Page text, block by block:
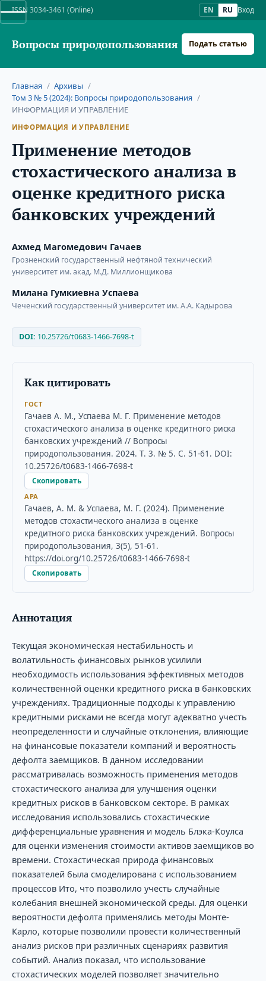
ISSN 3034-3461 (Online) EN RU Вход
Вопросы природопользования Подать статью
Главная / Архивы /
Том 3 № 5 (2024): Вопросы природопользования /
ИНФОРМАЦИЯ И УПРАВЛЕНИЕ
ИНФОРМАЦИЯ И УПРАВЛЕНИЕ
Применение методов
стохастического анализа в
оценке кредитного риска
банковских учреждений
Ахмед Магомедович Гачаев
Грозненский государственный нефтяной технический
университет им. акад. М.Д. Миллионщикова
Милана Гумкиевна Успаева
Чеченский государственный университет им. А.А. Кадырова
DOI: 10.25726/t0683-1466-7698-t
Как цитировать
ГОСТ
Гачаев А. М., Успаева М. Г. Применение методов
стохастического анализа в оценке кредитного риска
банковских учреждений // Вопросы
природопользования. 2024. Т. 3. № 5. С. 51-61. DOI:
10.25726/t0683-1466-7698-t
Скопировать
APA
Гачаев, А. М. & Успаева, М. Г. (2024). Применение
методов стохастического анализа в оценке
кредитного риска банковских учреждений. Вопросы
природопользования, 3(5), 51-61.
https://doi.org/10.25726/t0683-1466-7698-t
Скопировать
Аннотация
Текущая экономическая нестабильность и
волатильность финансовых рынков усилили
необходимость использования эффективных методов
количественной оценки кредитного риска в банковских
учреждениях. Традиционные подходы к управлению
кредитными рисками не всегда могут адекватно учесть
неопределенности и случайные отклонения, влияющие
на финансовые показатели компаний и вероятность
дефолта заемщиков. В данном исследовании
рассматривалась возможность применения методов
стохастического анализа для улучшения оценки
кредитных рисков в банковском секторе. В рамках
исследования использовались стохастические
дифференциальные уравнения и модель Блэка-Коулса
для оценки изменения стоимости активов заемщиков во
времени. Стохастическая природа финансовых
показателей была смоделирована с использованием
процессов Ито, что позволило учесть случайные
колебания внешней экономической среды. Для оценки
вероятности дефолта применялись методы Монте-
Карло, которые позволили провести количественный
анализ рисков при различных сценариях развития
событий. Анализ показал, что использование
стохастических моделей позволяет значительно